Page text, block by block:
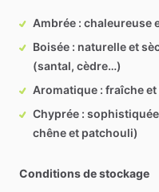
Ambrée : chaleureuse
Boisée : naturelle et
(santal, cèdre…)
Aromatique : fraîche
Chyprée :
chêne et patchouli)
Conditions de stockage